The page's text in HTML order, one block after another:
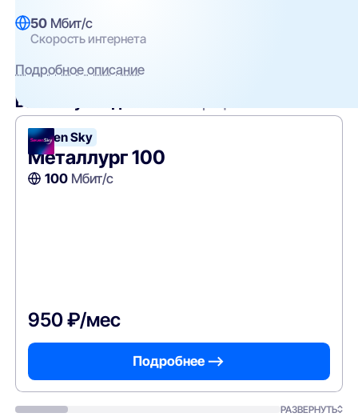
50 Мбит/с
Скорость интернета
Подробное описание
Вам могут подойти
Seven Sky
Металлург 100
100Мбит/с
950 ₽/мес
Подробнее —>
РАЗВЕРНУТЬ